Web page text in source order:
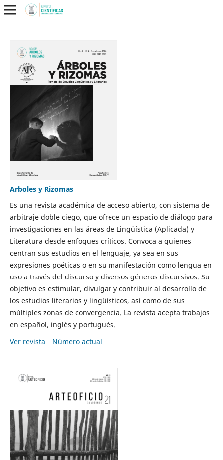
Arboles y Rizomas
Es una revista académica de acceso abierto, con sistema de
arbitraje doble ciego, que ofrece un espacio de diálogo para
investigaciones en las áreas de Lingüística (Aplicada) y
Literatura desde enfoques críticos. Convoca a quienes
centran sus estudios en el lenguaje, ya sea en sus
expresiones poéticas o en su manifestación como lengua en
uso a través del discurso y diversos géneros discursivos. Su
objetivo es estimular, divulgar y contribuir al desarrollo de
los estudios literarios y lingüísticos, así como de sus
múltiples zonas de convergencia. La revista acepta trabajos
en español, inglés y portugués.
Ver revista
Número actual